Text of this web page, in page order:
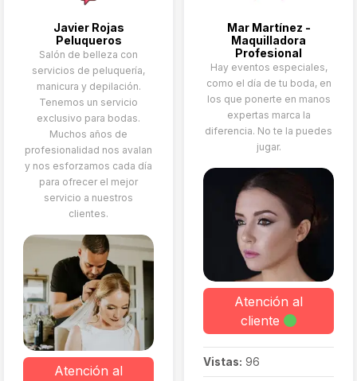
está siempre en que
resaltes de forma natural
y elegante
Javier Rojas
Peluqueros
Salón de belleza con
servicios de peluquería,
manicura y depilación.
Tenemos un servicio
exclusivo para bodas.
Muchos años de
profesionalidad nos avalan
y nos esforzamos cada día
para ofrecer el mejor
servicio a nuestros
clientes.
Atención al
Mar Martínez -
Maquilladora
Profesional
Hay eventos especiales,
como el día de tu boda, en
los que ponerte en manos
expertas marca la
diferencia. No te la puedes
jugar.
Atención al
cliente
Vistas: 96